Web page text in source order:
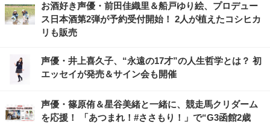
お酒好き声優・前田佳織里＆船戸ゆり絵、プロデュー
ス日本酒第2弾が予約受付開始！ 2人が植えたコシヒカ
リも販売
声優・井上喜久子、“永遠の17才”の人生哲学とは？ 初
エッセイが発売＆サイン会も開催
声優・篠原侑＆星谷美緒と一緒に、競走馬クリダーム
を応援！ 「あつまれ！#ささもり！」で“G3函館2歳